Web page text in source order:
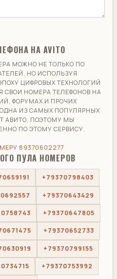
НА AVITO
МОЖНО НЕ ТОЛЬКО ПО
НО ИСПОЛЬЗУЯ
ЦИФРОВЫХ ТЕХНОЛОГИЙ
СВОИ НОМЕРА ТЕЛЕФОНОВ НА
ФОРУМАХ И ПРОЧИХ
ИЗ САМЫХ ПОПУЛЯРНЫХ
АВИТО, ПОЭТОМУ МЫ
ПО ЭТОМУ СЕРВИСУ.
89370602277
ПУЛА НОМЕРОВ
+79370798403
+79370643429
+79370647805
+79370652733
+79370799155
+79370753992